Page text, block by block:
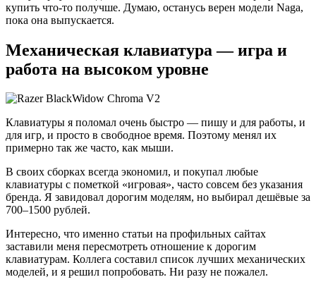
купить что-то получше. Думаю, останусь верен модели Naga,
пока она выпускается.
Механическая клавиатура — игра и
работа на высоком уровне
Клавиатуры я поломал очень быстро — пишу и для работы, и
для игр, и просто в свободное время. Поэтому менял их
примерно так же часто, как мыши.
В своих сборках всегда экономил, и покупал любые
клавиатуры с пометкой «игровая», часто совсем без указания
бренда. Я завидовал дорогим моделям, но выбирал дешёвые за
700–1500 рублей.
Интересно, что именно статьи на профильных сайтах
заставили меня пересмотреть отношение к дорогим
клавиатурам. Коллега составил список лучших механических
моделей, и я решил попробовать. Ни разу не пожалел.